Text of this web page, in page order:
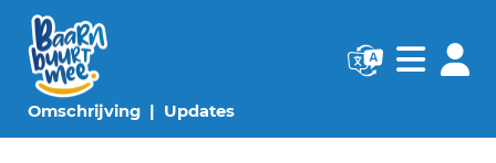
Omschrijving(huidige pagina)
Updates(huidige pagina)
Navigatie